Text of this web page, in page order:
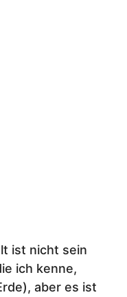
ist nicht sein
ich kenne,
aber es ist